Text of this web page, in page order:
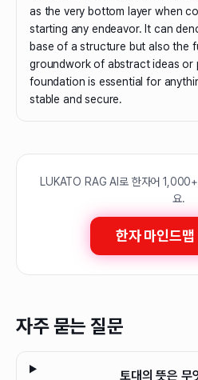
as the very bottom layer when
starting any endeavor. It can
base of a structure but also the
groundwork of abstract ideas or
foundation is essential for
stable and secure.
LUKATO RAG AI로 한자어 1,000+
요.
한자 마인드맵
자주 묻는 질문
토대의 뜻은 무